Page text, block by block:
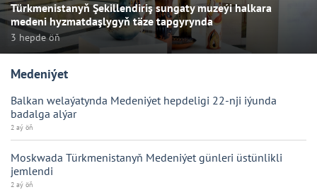
Türkmenistanyň Şekillendiriş sungaty muzeýi halkara
medeni hyzmatdaşlygyň täze tapgyrynda
3 hepde öň
Medeniýet
Balkan welaýatynda Medeniýet hepdeligi 22-nji iýunda
badalga alýar
2 aý öň
Moskwada Türkmenistanyň Medeniýet günleri üstünlikli
jemlendi
2 aý öň